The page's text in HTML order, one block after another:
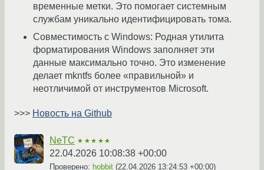
временные метки. Это помогает системным
службам уникально идентифицировать тома.
Совместимость с Windows: Родная утилита
форматирования Windows заполняет эти
данные максимально точно. Это изменение
делает mkntfs более «правильной» и
неотличимой от инструментов Microsoft.
>>> Новость на Github
NeTC ★★★★★
22.04.2026 10:08:38 +00:00
Проверено: hobbit (22.04.2026 13:24:53 +00:00)